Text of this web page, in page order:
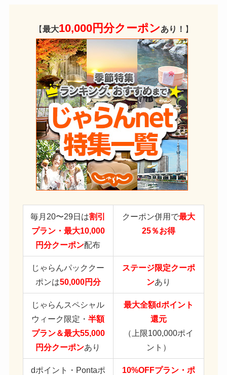
【最大10,000円分クーポンあり！ 】
毎月20〜29日は割引
プラン・最大10,000
円分クーポン配布
クーポン併用で最大
25％お得
じゃらんパッククー
ポンは50,000円分
ステージ限定クーポ
ンあり
じゃらんスペシャル
ウィーク限定・半額
プラン＆最大55,000
円分クーポンあり
最大全額dポイント
還元
（上限100,000ポイ
ント）
dポイント・Pontaポ 10%OFFプラン・ポ